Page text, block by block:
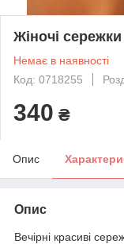
Жіночі сережки
Немає в наявності
Код: 0718255
340 ₴
Опис
Опис
Вечірні красиві